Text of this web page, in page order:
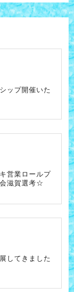
ップ開催いた
営業ロールプ
滋賀選考☆
してきました